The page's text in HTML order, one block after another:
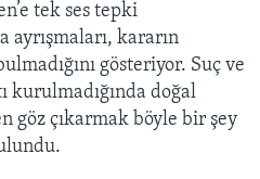
tek ses tepki
kararın
gösteriyor. Suç ve
kurulmadığında doğal
göz çıkarmak böyle bir şey